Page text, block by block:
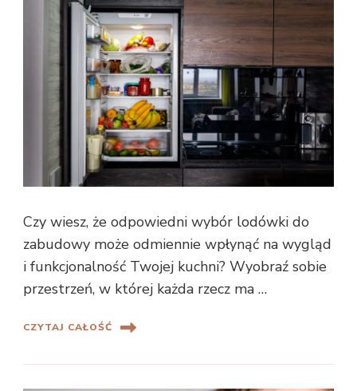
Czy wiesz, że odpowiedni wybór lodówki do
zabudowy może odmiennie wpłynąć na wygląd
i funkcjonalność Twojej kuchni? Wyobraź sobie
przestrzeń, w której każda rzecz ma …
CZYTAJ CAŁOŚĆ